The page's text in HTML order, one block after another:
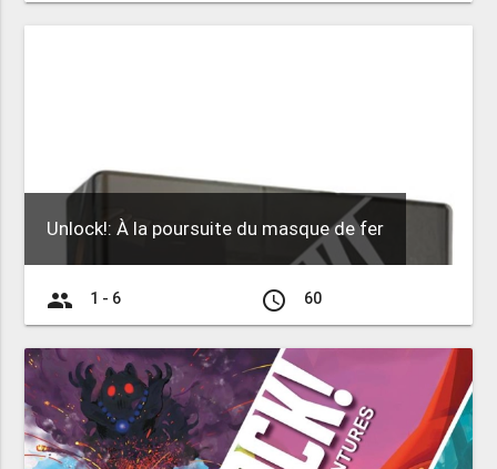
Unlock!: À la poursuite du masque de fer
group 1 - 6 access_time 60